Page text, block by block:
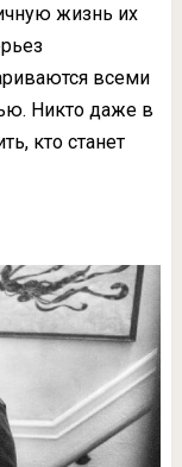
жизнь их
всеми
Никто даже в
кто станет